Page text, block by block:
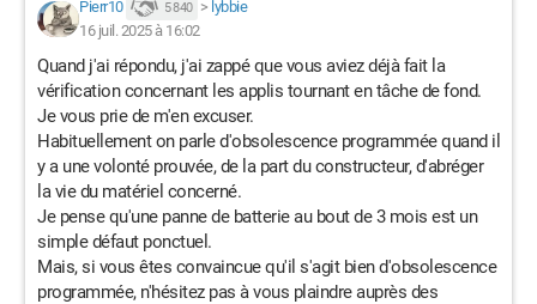
Pierr10 5 840 > lybbie
16 juil. 2025 à 16:02
Quand j'ai répondu, j'ai zappé que vous aviez déjà fait la
vérification concernant les applis tournant en tâche de fond.
Je vous prie de m'en excuser.
Habituellement on parle d'obsolescence programmée quand il
y a une volonté prouvée, de la part du constructeur, d'abréger
la vie du matériel concerné.
Je pense qu'une panne de batterie au bout de 3 mois est un
simple défaut ponctuel.
Mais, si vous êtes convaincue qu'il s'agit bien d'obsolescence
programmée, n'hésitez pas à vous plaindre auprès des